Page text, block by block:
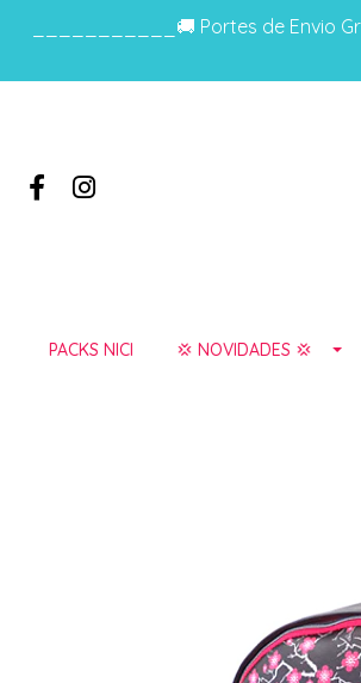
___________🚚 Portes de Envio
PACKS NICI 💢 NOVIDADES 💢